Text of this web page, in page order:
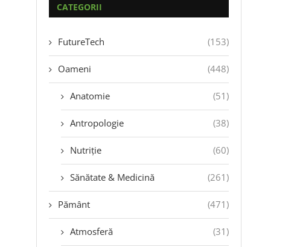
CATEGORII
FutureTech (153)
Oameni (448)
Anatomie (51)
Antropologie (38)
Nutriție (60)
Sănătate & Medicină (261)
Pământ (471)
Atmosferă (31)